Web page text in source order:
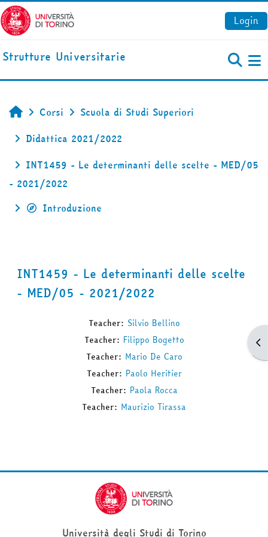
Vai al contenuto principale
Login
Strutture Universitarie
Home
Corsi
Scuola di Studi Superiori
Didattica 2021/2022
INT1459 - Le determinanti delle scelte - MED/05
- 2021/2022
Introduzione
INT1459 - Le determinanti delle scelte
- MED/05 - 2021/2022
Teacher: Silvio Bellino
Teacher: Filippo Bogetto
Teacher: Mario De Caro
Teacher: Paolo Heritier
Teacher: Paola Rocca
Teacher: Maurizio Tirassa
Università degli Studi di Torino